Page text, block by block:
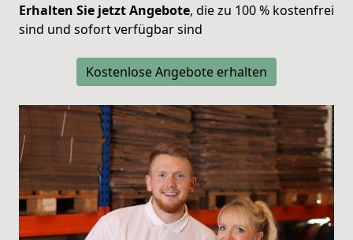
Erhalten Sie jetzt Angebote, die zu 100 % kostenfrei
sind und sofort verfügbar sind
Kostenlose Angebote erhalten